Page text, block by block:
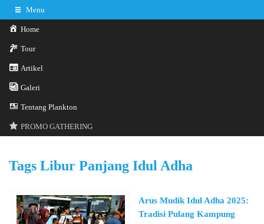
Menu
Home
Tour
Artikel
Galeri
Tentang Plankton
PROMO GATHERING
Tags Libur Panjang Idul Adha
Arus Mudik Idul Adha 2025:
Tradisi Pulang Kampung